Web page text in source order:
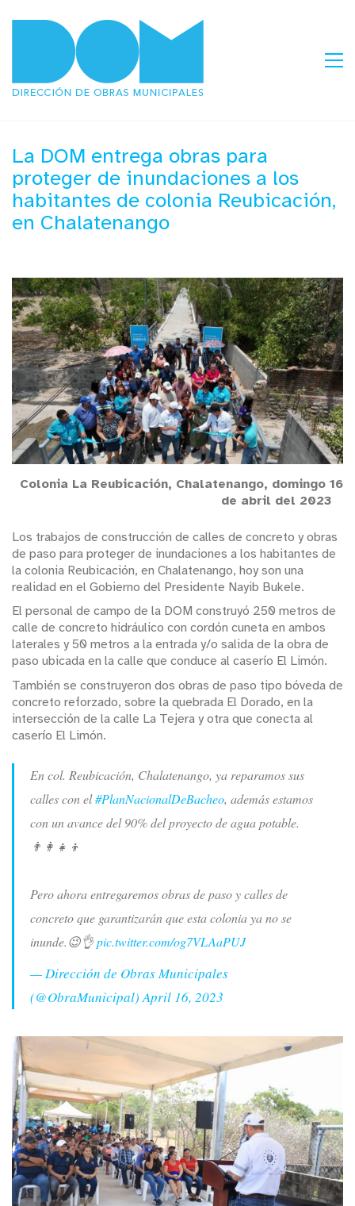
La DOM entrega obras para
proteger de inundaciones a los
habitantes de colonia Reubicación,
en Chalatenango
Colonia La Reubicación, Chalatenango, domingo 16
de abril del 2023
Los trabajos de construcción de calles de concreto y obras
de paso para proteger de inundaciones a los habitantes de
la colonia Reubicación, en Chalatenango, hoy son una
realidad en el Gobierno del Presidente Nayib Bukele.
El personal de campo de la DOM construyó 250 metros de
calle de concreto hidráulico con cordón cuneta en ambos
laterales y 50 metros a la entrada y/o salida de la obra de
paso ubicada en la calle que conduce al caserío El Limón.
También se construyeron dos obras de paso tipo bóveda de
concreto reforzado, sobre la quebrada El Dorado, en la
intersección de la calle La Tejera y otra que conecta al
caserío El Limón.
En col. Reubicación, Chalatenango, ya reparamos sus
calles con el#PlanNacionalDeBacheo, además estamos
con un avance del 90% del proyecto de agua potable.
👨‍👩‍👧‍👦
Pero ahora entregaremos obras de paso y calles de
concreto que garantizarán que esta colonia ya no se
inunde.😉👌pic.twitter.com/og7VLAaPUJ
— Dirección de Obras Municipales
(@ObraMunicipal)April 16, 2023